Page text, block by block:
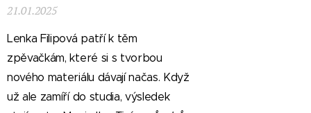
21.01.2025
Lenka Filipová patří k těm
zpěvačkám, které si s tvorbou
nového materiálu dávají načas. Když
už ale zamíří do studia, výsledek